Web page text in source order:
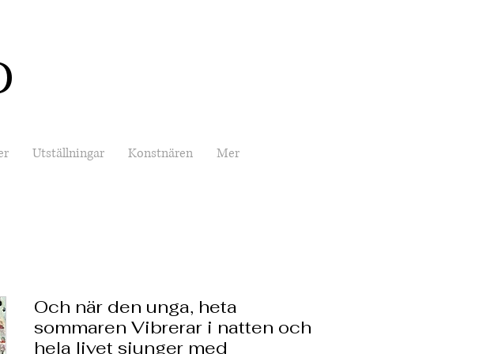
Utställningar Konstnären Mer
Och när den unga, heta
sommaren Vibrerar i natten och
hela livet sjunger med